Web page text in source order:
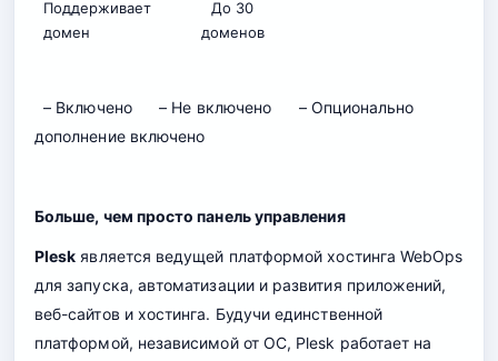
Поддерживает
домен
До 30
доменов
– Включено – Не включено
– Опционально
дополнение включено
Больше, чем просто панель управления
Plesk является ведущей платформой хостинга WebOps
для запуска, автоматизации и развития приложений,
веб-сайтов и хостинга. Будучи единственной
платформой, независимой от ОС, Plesk работает на